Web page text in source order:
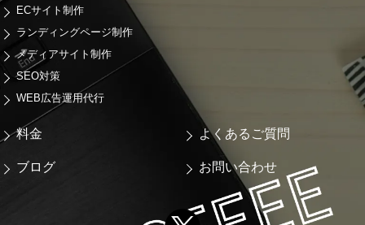
ECサイト制作
ランディングページ制作
メディアサイト制作
SEO対策
WEB広告運用代行
料金 よくあるご質問
ブログ お問い合わせ